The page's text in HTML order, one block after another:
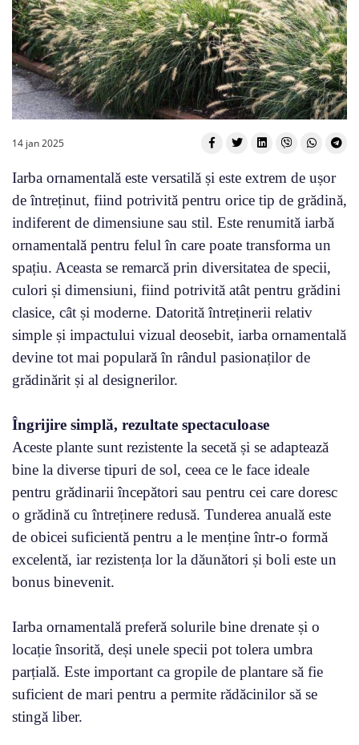
14 jan 2025
Iarba ornamentală este versatilă și este extrem de ușor
de întreținut, fiind potrivită pentru orice tip de grădină,
indiferent de dimensiune sau stil. Este renumită iarbă
ornamentală pentru felul în care poate transforma un
spațiu. Aceasta se remarcă prin diversitatea de specii,
culori și dimensiuni, fiind potrivită atât pentru grădini
clasice, cât și moderne. Datorită întreținerii relativ
simple și impactului vizual deosebit, iarba ornamentală
devine tot mai populară în rândul pasionaților de
grădinărit și al designerilor.
Îngrijire simplă, rezultate spectaculoase
Aceste plante sunt rezistente la secetă și se adaptează
bine la diverse tipuri de sol, ceea ce le face ideale
pentru grădinarii începători sau pentru cei care doresc
o grădină cu întreținere redusă. Tunderea anuală este
de obicei suficientă pentru a le menține într-o formă
excelentă, iar rezistența lor la dăunători și boli este un
bonus binevenit.
Iarba ornamentală preferă solurile bine drenate și o
locație însorită, deși unele specii pot tolera umbra
parțială. Este important ca gropile de plantare să fie
suficient de mari pentru a permite rădăcinilor să se
stingă liber.